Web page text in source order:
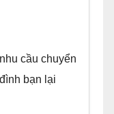
cầu chuyển
bạn lại